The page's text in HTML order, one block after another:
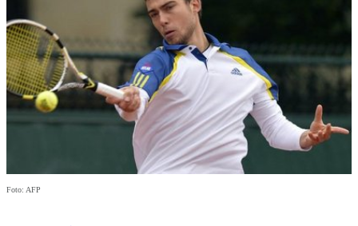
Foto: AFP